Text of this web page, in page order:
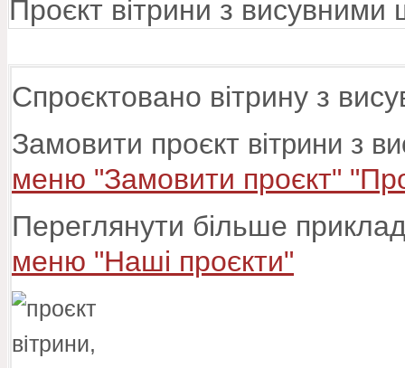
Проєкт вітрини з
Спроєктовано вітрину з
Замовити проєкт вітрини з
меню "Замовити проєкт"
Переглянути більше
меню "Наші проєкти"